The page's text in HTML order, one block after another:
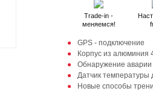
Trade-in -
меняемся!
GPS - подключение
Корпус из алюминия
Обнаружение аварии
Датчик температуры
Новые способы